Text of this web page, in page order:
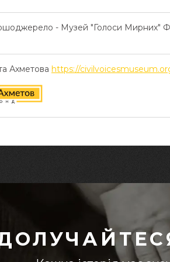
- Музей "Голоси Мирних"
Ахметова https://